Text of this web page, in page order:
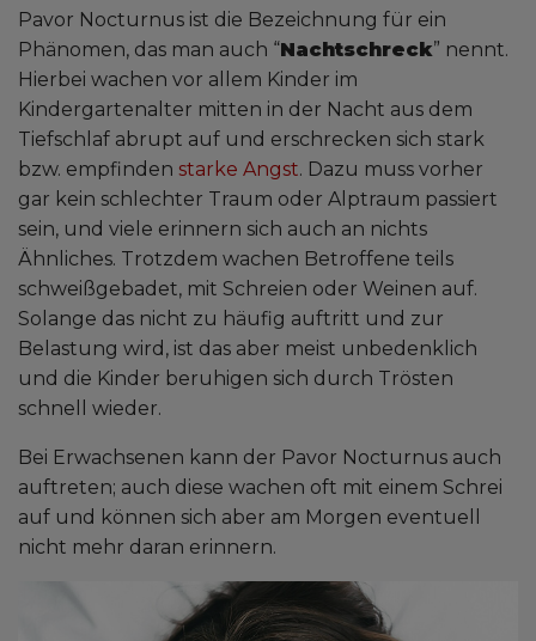
Pavor Nocturnus ist die Bezeichnung für ein
Phänomen, das man auch “Nachtschreck” nennt.
Hierbei wachen vor allem Kinder im
Kindergartenalter mitten in der Nacht aus dem
Tiefschlaf abrupt auf und erschrecken sich stark
bzw. empfinden starke Angst. Dazu muss vorher
gar kein schlechter Traum oder Alptraum passiert
sein, und viele erinnern sich auch an nichts
Ähnliches. Trotzdem wachen Betroffene teils
schweißgebadet, mit Schreien oder Weinen auf.
Solange das nicht zu häufig auftritt und zur
Belastung wird, ist das aber meist unbedenklich
und die Kinder beruhigen sich durch Trösten
schnell wieder.
Bei Erwachsenen kann der Pavor Nocturnus auch
auftreten; auch diese wachen oft mit einem Schrei
auf und können sich aber am Morgen eventuell
nicht mehr daran erinnern.